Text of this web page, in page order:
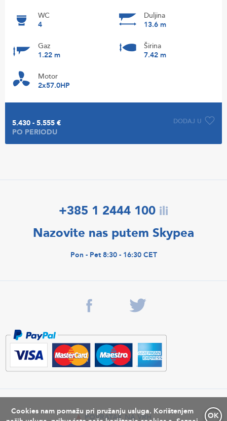
Cookies nam pomažu pri pružanju usluga. Korištenjem
OK
WC
4
Duljina
13.6 m
Gaz
1.22 m
Širina
7.42 m
Motor
2x57.0HP
DODAJ U
5.430 - 5.555 €
PO PERIODU
+385 1 2444 100 ili
Nazovite nas putem Skypea
Pon - Pet 8:30 - 16:30 CET
POVRATAK NA VRH